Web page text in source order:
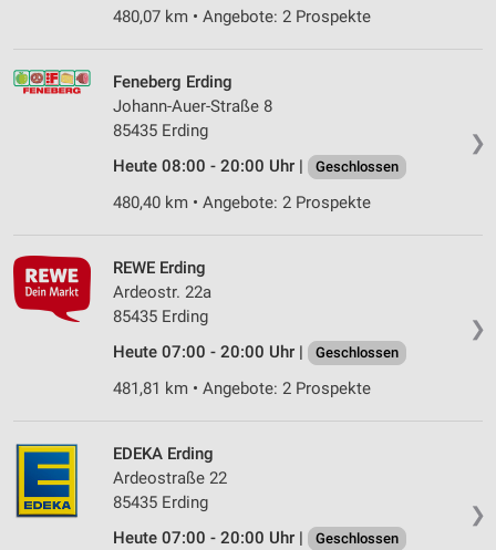
480,07 km • Angebote: 2 Prospekte
❯
Feneberg Erding
Johann-Auer-Straße 8
85435 Erding
Heute 08:00 - 20:00 Uhr |
Geschlossen
480,40 km • Angebote: 2 Prospekte
❯
REWE Erding
Ardeostr. 22a
85435 Erding
Heute 07:00 - 20:00 Uhr |
Geschlossen
481,81 km • Angebote: 2 Prospekte
❯
EDEKA Erding
Ardeostraße 22
85435 Erding
Heute 07:00 - 20:00 Uhr |
Geschlossen